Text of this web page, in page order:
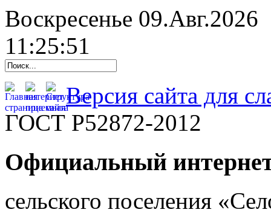
Воскресенье 09.Авг.2026
11:25:52
Версия сайта для
ГОСТ Р52872-2012
Официальный
cельского поселения